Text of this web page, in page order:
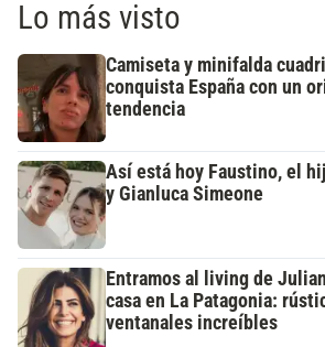
Lo más visto
Camiseta y minifalda
conquista España con un
tendencia
Así está hoy Faustino, el
y Gianluca Simeone
Entramos al living de
casa en La Patagonia:
ventanales increíbles